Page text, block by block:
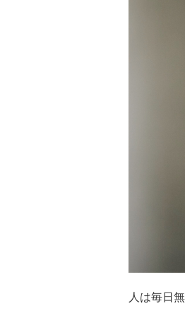
人は毎日